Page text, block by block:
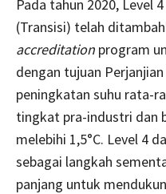
Pada tahun 2020, Level
(Transisi) telah
accreditation program
dengan tujuan
peningkatan suhu rata-
tingkat pra-industri dan
melebihi 1,5°C. Level 4
sebagai langkah
panjang untuk